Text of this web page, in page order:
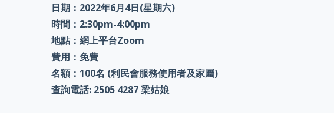
日期：2022年6月4日(星期六)
時間：2:30pm-4:00pm
地點：網上平台Zoom
費用：免費
名額：100名 (利民會服務使用者及家屬)
查詢電話: 2505 4287 梁姑娘